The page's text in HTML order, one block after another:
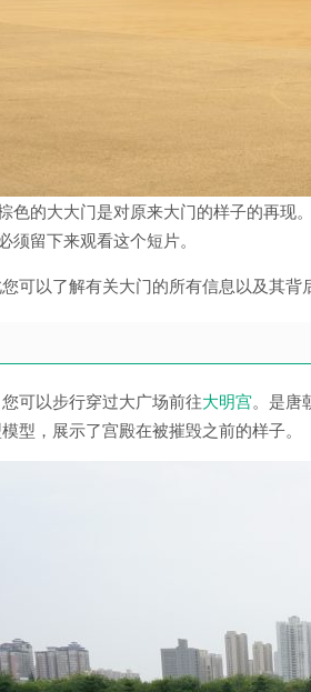
色的大大门是对原来大门的样子的再现
须留下来观看这个短片。
可以了解有关大门的所有信息以及其背
可以步行穿过大广场前往大明宫。是唐
型，展示了宫殿在被摧毁之前的样子。